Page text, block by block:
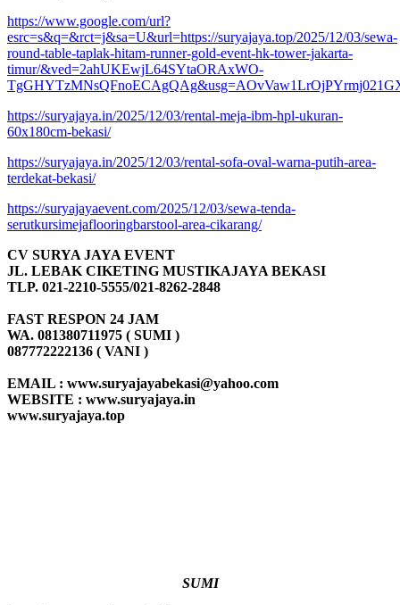
https://www.google.com/url?
esrc=s&q=&rct=j&sa=U&url=https://suryajaya.top/2025/12/03/sewa-
round-table-taplak-hitam-runner-gold-event-hk-tower-jakarta-
timur/&ved=2ahUKEwjL64SYtaORAxWO-
https://suryajaya.in/2025/12/03/rental-meja-ibm-hpl-ukuran-
60x180cm-bekasi/
https://suryajaya.in/2025/12/03/rental-sofa-oval-warna-putih-area-
terdekat-bekasi/
https://suryajayaevent.com/2025/12/03/sewa-tenda-
serutkursimejaflooringbarstool-area-cikarang/
CV SURYA JAYA EVENT
JL. LEBAK CIKETING MUSTIKAJAYA BEKASI
TLP. 021-2210-5555/021-8262-2848
FAST RESPON 24 JAM
WA. 081380711975 ( SUMI )
087772222136 ( VANI )
EMAIL : www.suryajayabekasi@yahoo.com
WEBSITE : www.suryajaya.in
www.suryajaya.top
SUMI